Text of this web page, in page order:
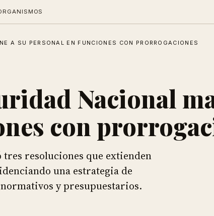
A SU PERSONAL EN FUNCIONES CON PRORROGACIONES
Nacional
con
resoluciones que extienden
una estrategia de
y presupuestarios.